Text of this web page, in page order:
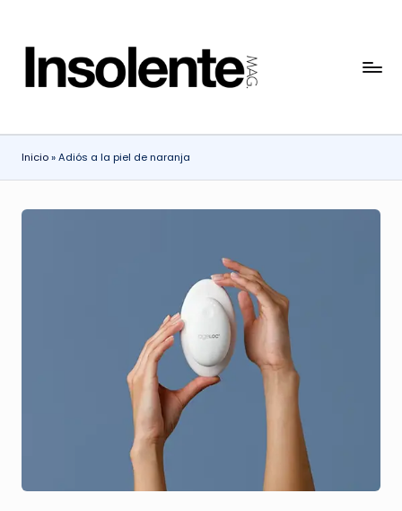
I
S
I
Inicio»Adiós a la piel de naranja